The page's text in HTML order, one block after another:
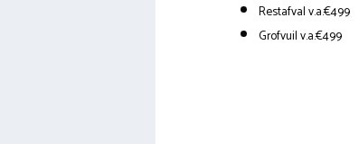
Restafval v.a.€499
Grofvuil v.a.€499